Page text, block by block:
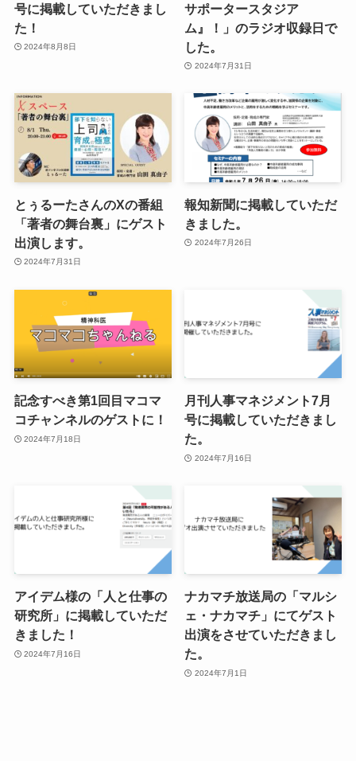
号に掲載していただきまし
た！
2024年8月8日
サポータースタジア
ム』！」のラジオ収録日で
した。
2024年7月31日
とぅるーたさんのXの番組
「著者の舞台裏」にゲスト
出演します。
2024年7月31日
報知新聞に掲載していただ
きました。
2024年7月26日
記念すべき第1回目マコマ
コチャンネルのゲストに！
2024年7月18日
月刊人事マネジメント7月
号に掲載していただきまし
た。
2024年7月16日
アイデム様の「人と仕事の
研究所」に掲載していただ
きました！
2024年7月16日
ナカマチ放送局の「マルシ
ェ・ナカマチ」にてゲスト
出演をさせていただきまし
た。
2024年7月1日